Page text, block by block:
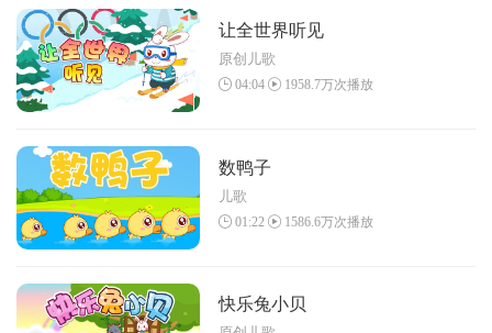
让全世界听见
原创儿歌
04:04 1958.7万次播放
数鸭子
儿歌
01:22 1586.6万次播放
快乐兔小贝